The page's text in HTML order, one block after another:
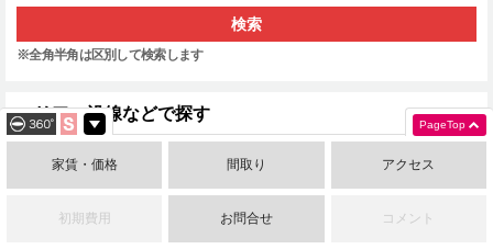
※全角半角は区別して検索します
エリア、沿線などで探す
AREA
名古屋市北区
名古屋市西区
名古屋市東区
名古屋市名東区
家賃・価格 間取り アクセス
初期費用 お問合せ コメント
PageTop